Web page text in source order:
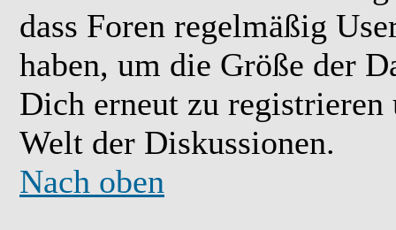
dass Foren regelmäßig
haben, um die Größe der
Dich erneut zu
Welt der Diskussionen.
Nach oben